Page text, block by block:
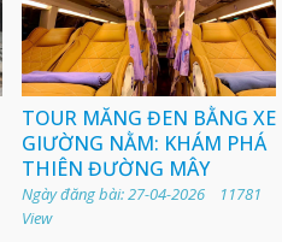
TOUR MĂNG ĐEN BẰNG XE
GIƯỜNG NẰM: KHÁM PHÁ
THIÊN ĐƯỜNG MÂY
Ngày đăng bài: 27-04-2026 11781
View